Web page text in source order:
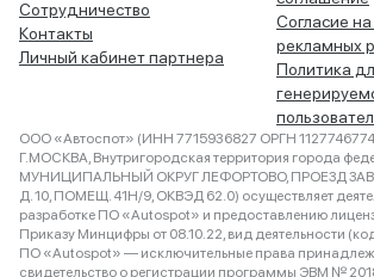
Сотрудничество
Контакты
Личный кабинет партнера
Согласие
рекламных
Политика
ООО «Автоспот» (ИНН 7715936827 ОРГН
Г.МОСКВА, Внутригородская территория города
МУНИЦИПАЛЬНЫЙ ОКРУГ ЛЕФОРТОВО, ПРОЕЗД
Д. 10, ПОМЕЩ. 41Н/9, ОКВЭД 62.0) осуществляет
разработке ПО «Autospot» и предоставлению
Приказу Минцифры от 08.10.22, вид деятельности
ПО «Autospot» — исключительные права
свидетельство о регистрации программы ЭВМ №